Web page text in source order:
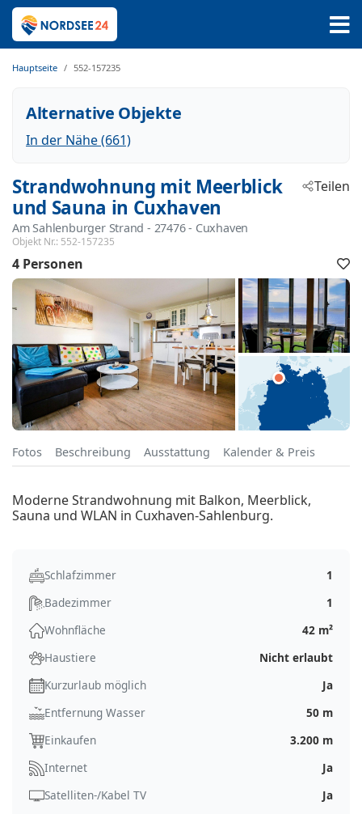
Hauptseite 552-157235
Alternative Objekte
In der Nähe (661)
Strandwohnung mit Meerblick
und Sauna in Cuxhaven
Am Sahlenburger Strand - 27476 - Cuxhaven
Objekt Nr.: 552-157235
Teilen
4 Personen
Fotos Beschreibung Ausstattung Kalender & Preis
Moderne Strandwohnung mit Balkon, Meerblick,
Sauna und WLAN in Cuxhaven-Sahlenburg.
Schlafzimmer
1
Badezimmer
1
Wohnfläche
42 m²
Haustiere
Nicht erlaubt
Kurzurlaub möglich
Ja
Entfernung Wasser
50 m
Einkaufen
3.200 m
Internet
Ja
Satelliten-/Kabel TV
Ja